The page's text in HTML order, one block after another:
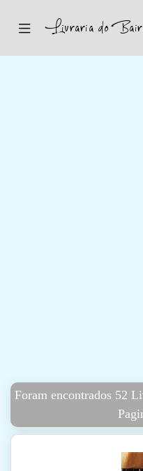
Foram encontrados 52